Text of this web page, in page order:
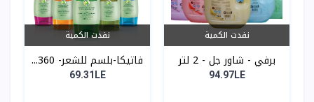
نفدت الكمية
برفي - شاور جل - 2 لتر
94.97LE
نفدت الكمية
فاتيكا-بلسم للشعر- 360...
69.31LE